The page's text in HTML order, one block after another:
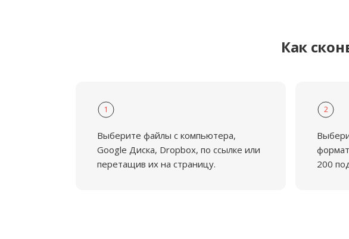
Как
1
Выберите файлы с компьютера,
Google Диска, Dropbox, по ссылке или
перетащив их на страницу.
2
200